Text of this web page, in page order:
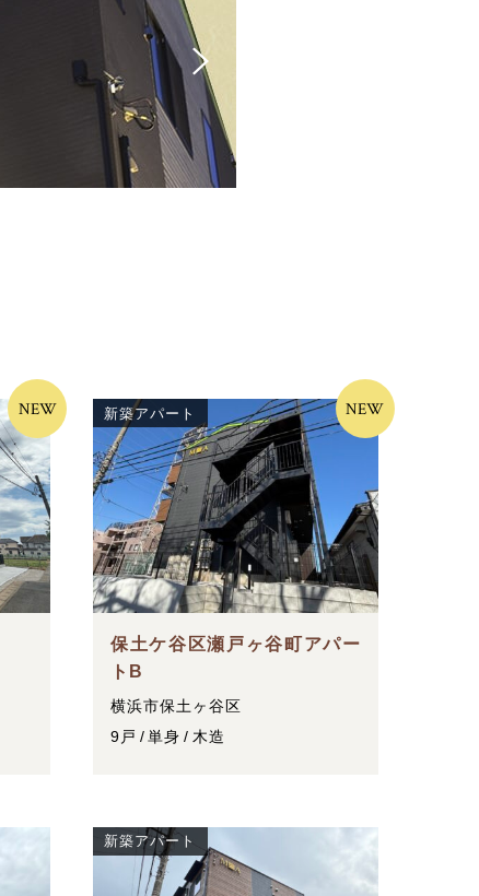
NEW 新築アパート
保土ケ谷区瀬戸ヶ谷町アパー
トB
横浜市保土ヶ谷区
9戸
単身 木造
NEW
新築アパート